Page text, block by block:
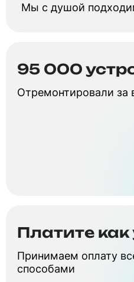
Мы с душой
95 000
Отремонтировали за
Платите
Принимаем оплату
способами